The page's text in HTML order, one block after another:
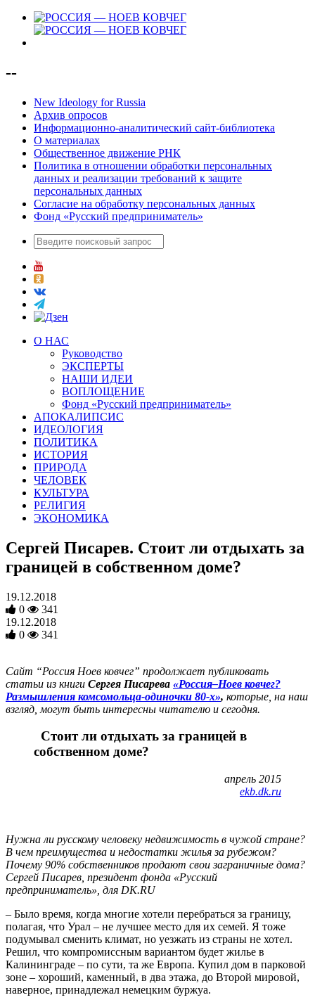
--
New Ideology for Russia
Архив опросов
Информационно-аналитический сайт-библиотека
О материалах
Общественное движение РНК
Политика в отношении обработки персональных
данных и реализации требований к защите
персональных данных
Согласие на обработку персональных данных
Фонд «Русский предприниматель»
О НАС
Руководство
ЭКСПЕРТЫ
НАШИ ИДЕИ
ВОПЛОЩЕНИЕ
Фонд «Русский предприниматель»
АПОКАЛИПСИС
ИДЕОЛОГИЯ
ПОЛИТИКА
ИСТОРИЯ
ПРИРОДА
ЧЕЛОВЕК
КУЛЬТУРА
РЕЛИГИЯ
ЭКОНОМИКА
Сергей Писарев. Стоит ли отдыхать за
границей в собственном доме?
19.12.2018
0
341
19.12.2018
0
341
Сайт “Россия Ноев ковчег” продолжает публиковать
статьи из книги Сергея Писарева «Россия–Ноев ковчег?
Размышления комсомольца-одиночки 80-х», которые, на наш
взгляд, могут быть интересны читателю и сегодня.
Стоит ли отдыхать за границей в
собственном доме?
апрель 2015
ekb.dk.ru
Нужна ли русскому человеку недвижимость в чужой стране?
В чем преимущества и недостатки жилья за рубежом?
Почему 90% собственников продают свои заграничные дома?
Сергей Писарев, президент фонда «Русский
предприниматель», для DK.RU
– Было время, когда многие хотели перебраться за границу,
полагая, что Урал – не лучшее место для их семей. Я тоже
подумывал сменить климат, но уезжать из страны не хотел.
Решил, что компромиссным вариантом будет жилье в
Калининграде – по сути, та же Европа. Купил дом в парковой
зоне – хороший, каменный, в два этажа, до Второй мировой,
наверное, принадлежал немецким буржуа.